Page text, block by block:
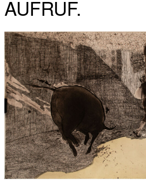
KÜNSTLER*INNEN
PARTNER*INNEN
ANGEBOTE
AUFRUF.